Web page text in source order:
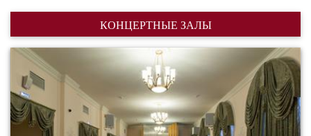
КОНЦЕРТНЫЕ ЗАЛЫ